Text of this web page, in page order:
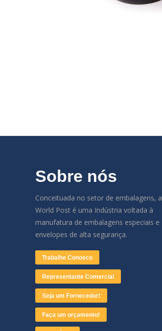
Sobre nós
Conceituada no setor de embalagens, a
World Post é uma Indústria voltada à
manufatura de embalagens especiais e
envelopes de alta segurança.
Trabalhe Conosco
Representante Comercial
Seja um Fornecedor!
Faça um orçamento!